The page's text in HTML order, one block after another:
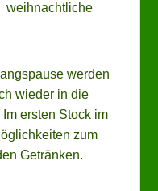
weihnachtliche
werden
wieder in die
ersten Stock im
zum
Getränken.